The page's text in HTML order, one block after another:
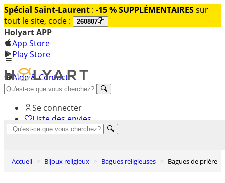
Spécial Saint-Laurent : -15 % SUPPLÉMENTAIRESsur
tout le site, code :
260807
Holyart APP
App Store
Play Store
Aide & Contact
Découvrez Premium
Se connecter
Liste des envies
Accueil Bijoux religieux Bagues religieuses Bagues de prière